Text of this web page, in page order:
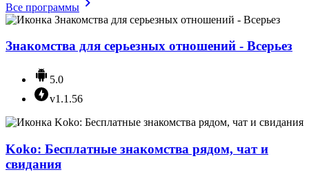
Все программы
Знакомства для серьезных отношений - Всерьез
5.0
v1.1.56
Koko: Бесплатные знакомства рядом, чат и
свидания